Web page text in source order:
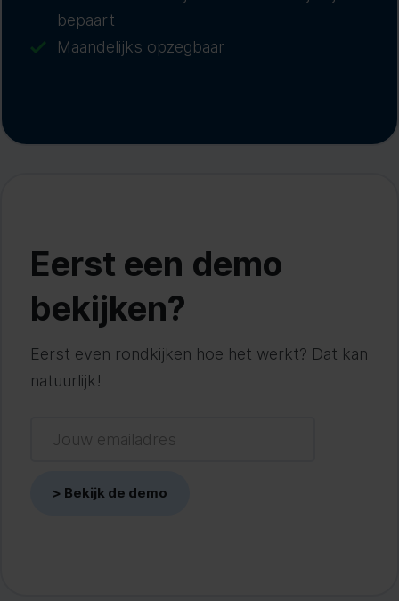
bepaart
Maandelijks opzegbaar
Eerst een demo
bekijken?
Eerst even rondkijken hoe het werkt? Dat kan
natuurlijk!